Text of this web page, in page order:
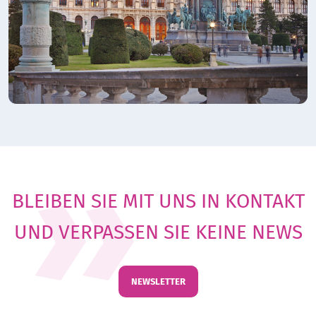
BLEIBEN SIE MIT UNS IN KONTAKT
UND VERPASSEN SIE KEINE NEWS
NEWSLETTER